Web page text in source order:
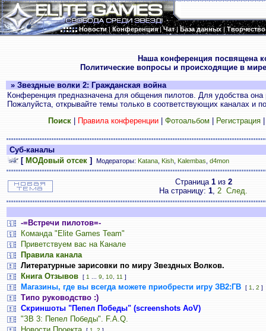
Новости|Конференция|Чат|База данных|Творчество
Наша конференция посвящена
Политические вопросы и происходящие в
» Звездные волки 2: Гражданская война
Конференция предназначена для общения пилотов. Для удобства
Пожалуйста, открывайте темы только в соответствующих каналах и
Поиск| Правила конференции| Фотоальбом Регистрация
Суб-каналы
[ МОДовый отсек ] Модераторы: Katana Kish Kalembas d4mon
Страница 1из 2
На страницу: 1, 2 След.
-=Встречи пилотов=-
Команда "Elite Games Team"
Приветствуем вас на Канале
Правила канала
Литературные зарисовки по миру Звездных Волков.
Книга Отзывов
[ 1 9 10 11 ]
Магазины, где вы всегда можете приобрести игру ЗВ2:ГВ [ 1 2 ]
Типо руководство :)
Скриншоты "Пепел Победы" (screenshots AoV)
"ЗВ 3: Пепел Победы". F.A.Q.